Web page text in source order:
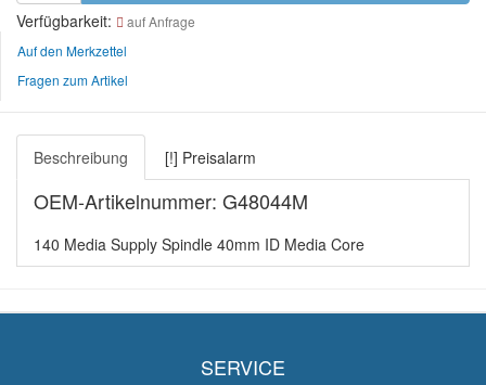
Verfügbarkeit:
auf Anfrage
Auf den Merkzettel
Fragen zum Artikel
Beschreibung [!] Preisalarm
OEM-Artikelnummer: G48044M
140 Media Supply Spindle 40mm ID Media Core
SERVICE